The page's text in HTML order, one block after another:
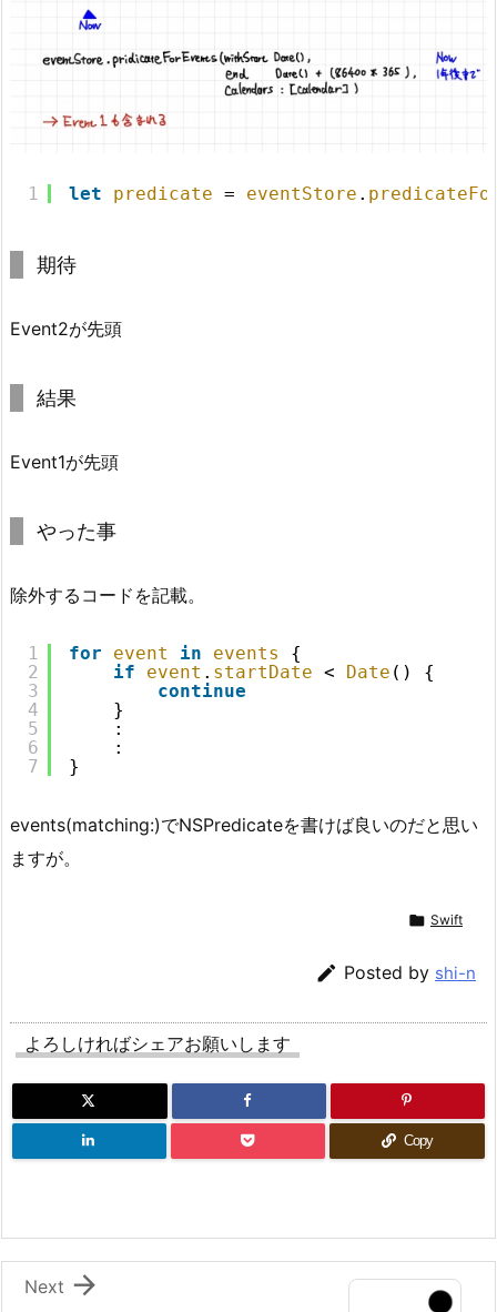
1 let predicate = eventStore .
期待
Event2が先頭
結果
Event1が先頭
やった事
除外するコードを記載。
1
2
3
4
5
6
7
for event in events
{
if
event . startDate < Date () {
continue
}
:
:
}
events(matching:)でNSPredicateを書けば良いのだと思い
ますが。
 Swift
 Posted by shi-n
よろしければシェアお願いします
Copy

Next